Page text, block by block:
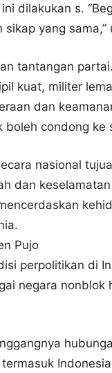
dilakukan s.
sikap yang sama,”
tantangan
kuat, militer
dan
boleh condong ke
nasional
dan
Pujo
perpolitikan di
negara